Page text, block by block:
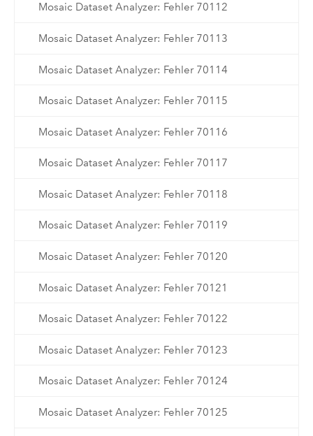
Mosaic Dataset Analyzer: Fehler 70112
Mosaic Dataset Analyzer: Fehler 70113
Mosaic Dataset Analyzer: Fehler 70114
Mosaic Dataset Analyzer: Fehler 70115
Mosaic Dataset Analyzer: Fehler 70116
Mosaic Dataset Analyzer: Fehler 70117
Mosaic Dataset Analyzer: Fehler 70118
Mosaic Dataset Analyzer: Fehler 70119
Mosaic Dataset Analyzer: Fehler 70120
Mosaic Dataset Analyzer: Fehler 70121
Mosaic Dataset Analyzer: Fehler 70122
Mosaic Dataset Analyzer: Fehler 70123
Mosaic Dataset Analyzer: Fehler 70124
Mosaic Dataset Analyzer: Fehler 70125